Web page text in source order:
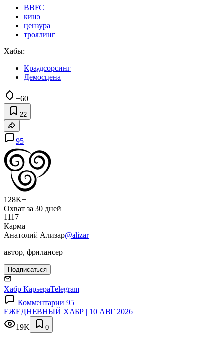
BBFC
кино
цензура
троллинг
Хабы:
Краудсорсинг
Демосцена
+60
22
95
128K+
Охват за 30 дней
1117
Карма
Анатолий Ализар@alizar
автор, фрилансер
Подписаться
Хабр КарьераTelegram
Комментарии 95
ЕЖЕДНЕВНЫЙ ХАБР | 10 АВГ 2026
19K
0